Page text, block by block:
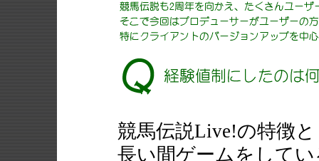
競馬伝説Live!の特徴
長い間ゲームをして